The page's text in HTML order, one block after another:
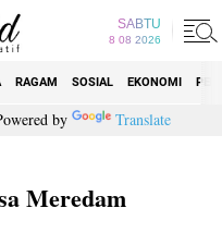
SABTU
8 08 2026
RAGAM SOSIAL EKONOMI
by Translate
Meredam